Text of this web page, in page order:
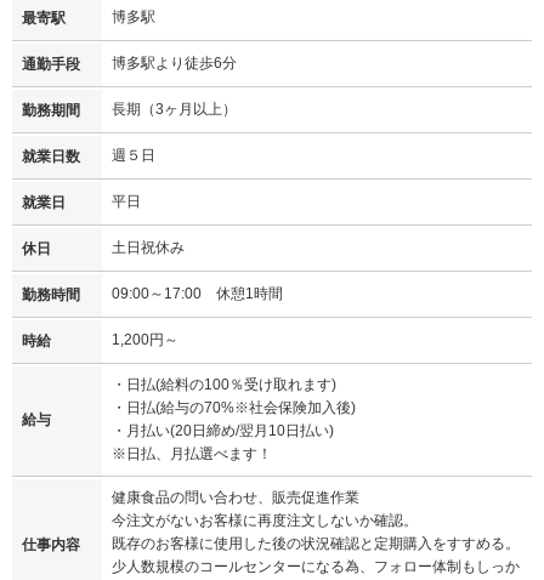
最寄駅 博多駅
通勤手段 博多駅より徒歩6分
勤務期間 長期（3ヶ月以上）
就業日数 週５日
就業日 平日
休日 土日祝休み
勤務時間 09:00～17:00 休憩1時間
時給 1,200円～
給与
・日払(給料の100％受け取れます)
・日払(給与の70%※社会保険加入後)
・月払い(20日締め/翌月10日払い)
※日払、月払選べます！
仕事内容
健康食品の問い合わせ、販売促進作業
今注文がないお客様に再度注文しないか確認。
既存のお客様に使用した後の状況確認と定期購入をすすめる。
少人数規模のコールセンターになる為、フォロー体制もしっか